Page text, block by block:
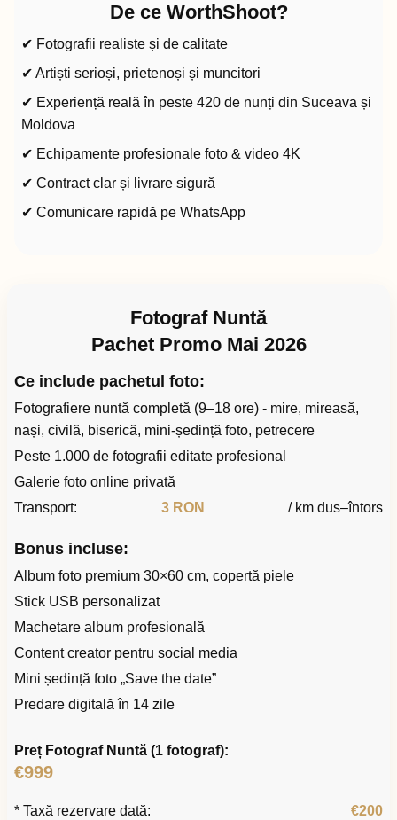
De ce WorthShoot?
✔ Fotografii realiste și de calitate
✔ Artiști serioși, prietenoși și muncitori
✔ Experiență reală în peste 420 de nunți din Suceava și
Moldova
✔ Echipamente profesionale foto & video 4K
✔ Contract clar și livrare sigură
✔ Comunicare rapidă pe WhatsApp
Fotograf Nuntă
Pachet Promo Mai 2026
Ce include pachetul foto:
Fotografiere nuntă completă (9–18 ore) - mire, mireasă,
nași, civilă, biserică, mini-ședință foto, petrecere
Peste 1.000 de fotografii editate profesional
Galerie foto online privată
Transport:
3 RON / km dus–întors
Bonus incluse:
Album foto premium 30×60 cm, copertă piele
Stick USB personalizat
Machetare album profesională
Content creator pentru social media
Mini ședință foto „Save the date”
Predare digitală în 14 zile
Preț Fotograf Nuntă (1 fotograf):
€999
* Taxă rezervare dată: €200